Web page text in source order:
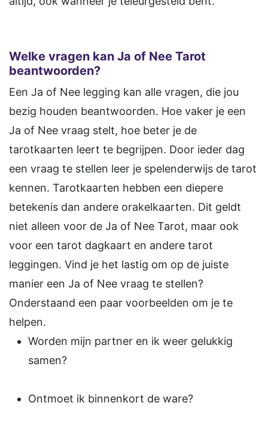
Welke vragen kan Ja of Nee Tarot
beantwoorden?
Een Ja of Nee legging kan alle vragen, die jou
bezig houden beantwoorden. Hoe vaker je een
Ja of Nee vraag stelt, hoe beter je de
tarotkaarten leert te begrijpen. Door ieder dag
een vraag te stellen leer je spelenderwijs de tarot
kennen. Tarotkaarten hebben een diepere
betekenis dan andere orakelkaarten. Dit geldt
niet alleen voor de Ja of Nee Tarot, maar ook
voor een tarot dagkaart en andere tarot
leggingen. Vind je het lastig om op de juiste
manier een Ja of Nee vraag te stellen?
Onderstaand een paar voorbeelden om je te
helpen.
Worden mijn partner en ik weer gelukkig
samen?
Ontmoet ik binnenkort de ware?